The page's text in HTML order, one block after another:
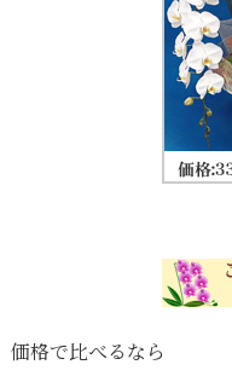
価格で比べるなら